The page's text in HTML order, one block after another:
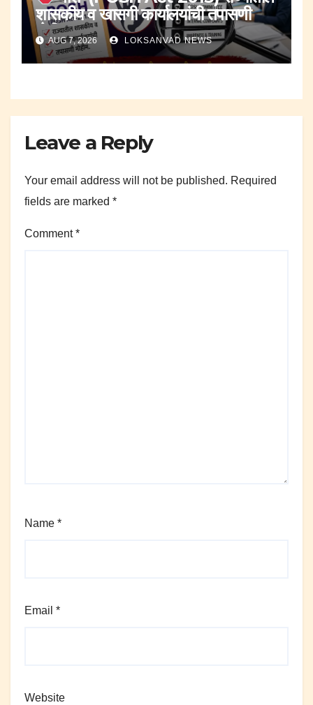
शासकीय व खासगी कार्यालयांची तपासणी
मोहीम..
AUG 7, 2026 LOKSANVAD NEWS
Leave a Reply
Your email address will not be published. Required
fields are marked *
Comment*
Name *
Email *
Website